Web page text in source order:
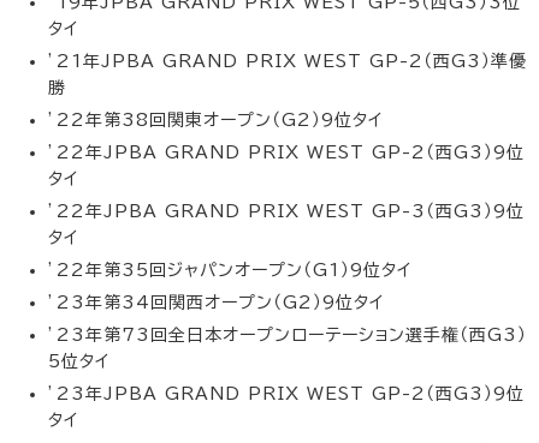
タイ
’21年JPBA GRAND PRIX WEST GP-2（西G3）準優
勝
’22年第38回関東オープン（G2）9位タイ
’22年JPBA GRAND PRIX WEST GP-2（西G3）9位
タイ
’22年JPBA GRAND PRIX WEST GP-3（西G3）9位
タイ
’22年第35回ジャパンオープン（G1）9位タイ
’23年第34回関西オープン（G2）9位タイ
’23年第73回全日本オープンローテーション選手権（西G3）
5位タイ
’23年JPBA GRAND PRIX WEST GP-2（西G3）9位
タイ